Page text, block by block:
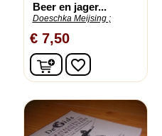
Beer en jager...
Doeschka Meijsing ;
€ 7,50
In winkelwagen
favorite_border